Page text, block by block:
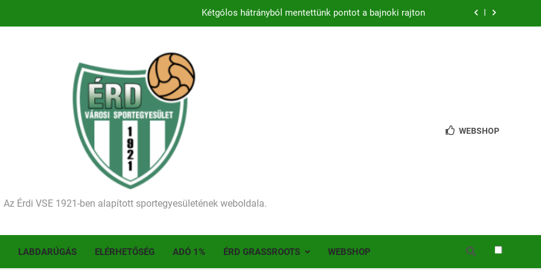
Kezdődik a 2026–2027-es szezon – hazai pályán rajtol az Érdi VSE!
Ellenfelünk visszalépése miatt játék nélkül jutottunk tovább a MOL Magyar Kupában
Kezdődik a 2026–2027-es szezon – hazai pályán rajtol az Érdi VSE!
Történelmet írt az I. Érdi Football Fesztivál – több mint 200 játékos lépett pályára Érden
Az Érdi VSE 1921-ben alapított sportegyesületének weboldala.
WEBSHOP
LABDARÚGÁS ELÉRHETŐSÉG ADÓ 1% ÉRD GRASSROOTS WEBSHOP